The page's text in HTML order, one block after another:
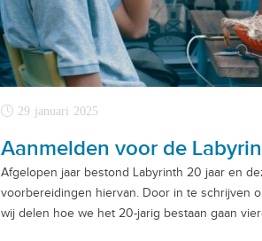
29 januari 2025
Aanmelden voor de
Afgelopen jaar bestond Labyrinth 20 jaar en
voorbereidingen hiervan. Door in te schrijven
wij delen hoe we het 20-jarig bestaan gaan